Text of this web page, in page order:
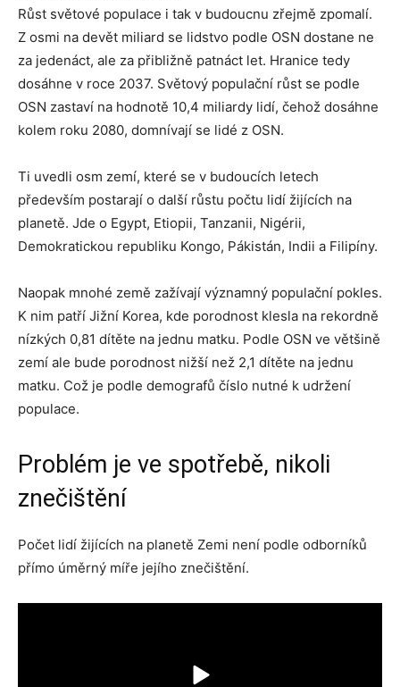
Růst světové populace i tak v budoucnu zřejmě zpomalí.
Z osmi na devět miliard se lidstvo podle OSN dostane ne
za jedenáct, ale za přibližně patnáct let. Hranice tedy
dosáhne v roce 2037. Světový populační růst se podle
OSN zastaví na hodnotě 10,4 miliardy lidí, čehož dosáhne
kolem roku 2080, domnívají se lidé z OSN.
Ti uvedli osm zemí, které se v budoucích letech
především postarají o další růstu počtu lidí žijících na
planetě. Jde o Egypt, Etiopii, Tanzanii, Nigérii,
Demokratickou republiku Kongo, Pákistán, Indii a Filipíny.
Naopak mnohé země zažívají významný populační pokles.
K nim patří Jižní Korea, kde porodnost klesla na rekordně
nízkých 0,81 dítěte na jednu matku. Podle OSN ve většině
zemí ale bude porodnost nižší než 2,1 dítěte na jednu
matku. Což je podle demografů číslo nutné k udržení
populace.
Problém je ve spotřebě, nikoli
znečištění
Počet lidí žijících na planetě Zemi není podle odborníků
přímo úměrný míře jejího znečištění.